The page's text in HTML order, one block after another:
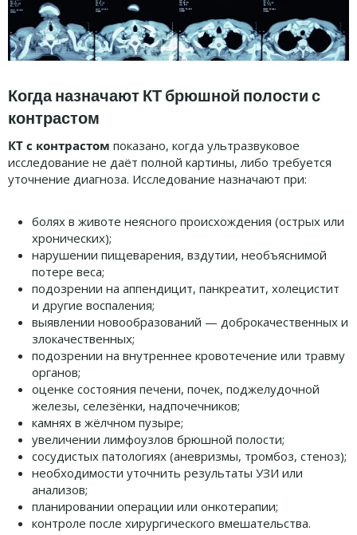
Когда назначают КТ брюшной полости с
контрастом
КТ с контрастом показано, когда ультразвуковое
исследование не даёт полной картины, либо требуется
уточнение диагноза. Исследование назначают при:
болях в животе неясного происхождения (острых или
хронических);
нарушении пищеварения, вздутии, необъяснимой
потере веса;
подозрении на аппендицит, панкреатит, холецистит
и другие воспаления;
выявлении новообразований — доброкачественных и
злокачественных;
подозрении на внутреннее кровотечение или травму
органов;
оценке состояния печени, почек, поджелудочной
железы, селезёнки, надпочечников;
камнях в жёлчном пузыре;
увеличении лимфоузлов брюшной полости;
сосудистых патологиях (аневризмы, тромбоз, стеноз);
необходимости уточнить результаты УЗИ или
анализов;
планировании операции или онкотерапии;
контроле после хирургического вмешательства.